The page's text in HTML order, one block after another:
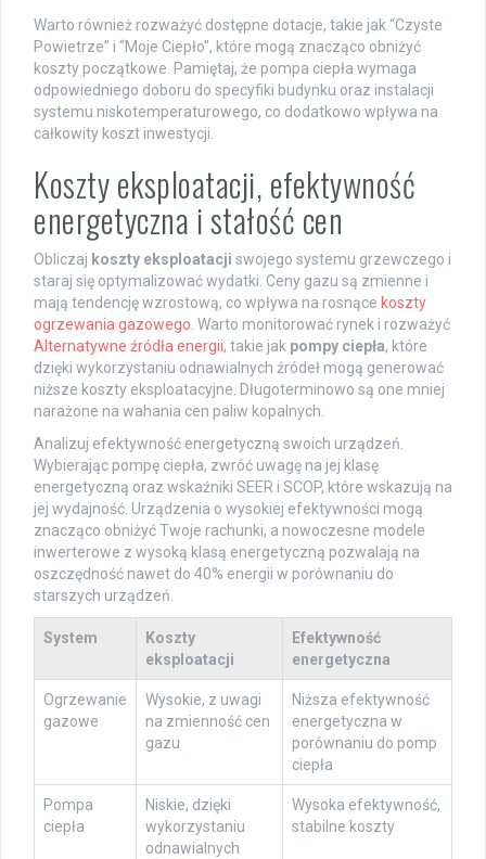
Warto również rozważyć dostępne dotacje, takie jak “Czyste
Powietrze” i “Moje Ciepło”, które mogą znacząco obniżyć
koszty początkowe. Pamiętaj, że pompa ciepła wymaga
odpowiedniego doboru do specyfiki budynku oraz instalacji
systemu niskotemperaturowego, co dodatkowo wpływa na
całkowity koszt inwestycji.
Koszty eksploatacji, efektywność
energetyczna i stałość cen
Obliczaj koszty eksploatacji swojego systemu grzewczego i
staraj się optymalizować wydatki. Ceny gazu są zmienne i
mają tendencję wzrostową, co wpływa na rosnące koszty
ogrzewania gazowego. Warto monitorować rynek i rozważyć
Alternatywne źródła energii, takie jak pompy ciepła, które
dzięki wykorzystaniu odnawialnych źródeł mogą generować
niższe koszty eksploatacyjne. Długoterminowo są one mniej
narażone na wahania cen paliw kopalnych.
Analizuj efektywność energetyczną swoich urządzeń.
Wybierając pompę ciepła, zwróć uwagę na jej klasę
energetyczną oraz wskaźniki SEER i SCOP, które wskazują na
jej wydajność. Urządzenia o wysokiej efektywności mogą
znacząco obniżyć Twoje rachunki, a nowoczesne modele
inwerterowe z wysoką klasą energetyczną pozwalają na
oszczędność nawet do 40% energii w porównaniu do
starszych urządzeń.
System
Koszty
eksploatacji
Efektywność
energetyczna
Ogrzewanie
gazowe
Wysokie, z uwagi
na zmienność cen
gazu
Niższa efektywność
energetyczna w
porównaniu do pomp
ciepła
Pompa
ciepła
Niskie, dzięki
wykorzystaniu
odnawialnych
Wysoka efektywność,
stabilne koszty